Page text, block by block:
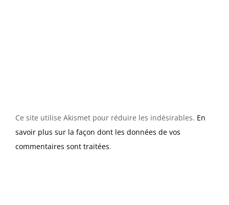
Ce site utilise Akismet pour réduire les indésirables. En
savoir plus sur la façon dont les données de vos
commentaires sont traitées.